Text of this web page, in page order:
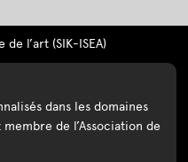
l’art (SIK-ISEA)
dans les domaines
de l’Association de